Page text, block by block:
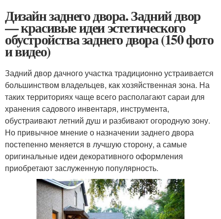
Дизайн заднего двора. Задний двор
— красивые идеи эстетического
обустройства заднего двора (150 фото
и видео)
Задний двор дачного участка традиционно устраивается
большинством владельцев, как хозяйственная зона. На
таких территориях чаще всего располагают сараи для
хранения садового инвентаря, инструмента,
обустраивают летний душ и разбивают огородную зону.
Но привычное мнение о назначении заднего двора
постепенно меняется в лучшую сторону, а самые
оригинальные идеи декоративного оформления
приобретают заслуженную популярность.